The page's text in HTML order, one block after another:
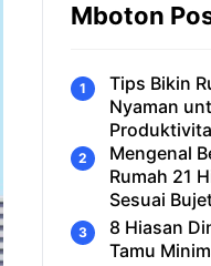
Mboton
Tips Bikin
Nyaman
Mengenal
Rumah 21
Sesuai
8 Hiasan
Tamu